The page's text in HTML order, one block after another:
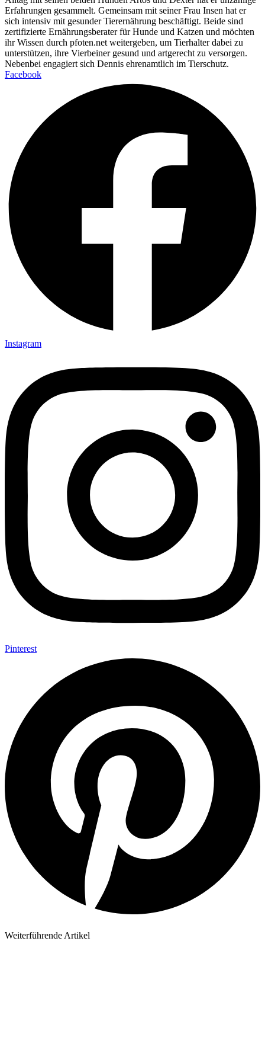
Erfahrungen gesammelt. Gemeinsam mit seiner Frau Insen hat er
sich intensiv mit gesunder Tierernährung beschäftigt. Beide sind
zertifizierte Ernährungsberater für Hunde und Katzen und möchten
ihr Wissen durch pfoten.net weitergeben, um Tierhalter dabei zu
unterstützen, ihre Vierbeiner gesund und artgerecht zu versorgen.
Nebenbei engagiert sich Dennis ehrenamtlich im Tierschutz.
Facebook
Instagram
Pinterest
Weiterführende Artikel